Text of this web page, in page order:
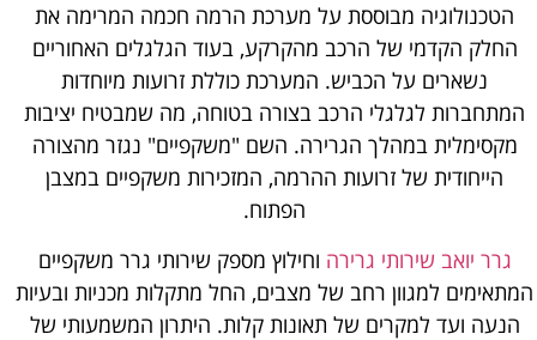
הטכנולוגיה מבוססת על מערכת הרמה חכמה המרימה את
החלק הקדמי של הרכב מהקרקע, בעוד הגלגלים האחוריים
נשארים על הכביש. המערכת כוללת זרועות מיוחדות
המתחברות לגלגלי הרכב בצורה בטוחה, מה שמבטיח יציבות
מקסימלית במהלך הגרירה. השם "משקפיים" נגזר מהצורה
הייחודית של זרועות ההרמה, המזכירות משקפיים במצבן
הפתוח.
גרר יואב שירותי גרירה וחילוץ מספק שירותי גרר משקפיים
המתאימים למגוון רחב של מצבים, החל מתקלות מכניות ובעיות
הנעה ועד למקרים של תאונות קלות. היתרון המשמעותי של